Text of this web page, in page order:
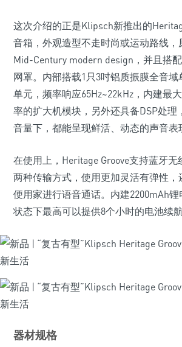
这次介绍的正是Klipsch新推出的
音箱，外观造型不走时尚或运动路线，
Mid-Century modern design，并且搭
网罩。内部搭载1只3吋铝质振膜全音
单元，频率响应65Hz~22kHz，内建最
率的扩大机模块，另外还具备DSP处理
音量下，都能呈现鲜活、动态的声音表
在使用上，Heritage Groove支持蓝牙
两种传输方式，使用更加灵活有弹性
便用家进行语音通话。内建2200mAh
状态下最高可以提供8个小时的电池续航
器材规格